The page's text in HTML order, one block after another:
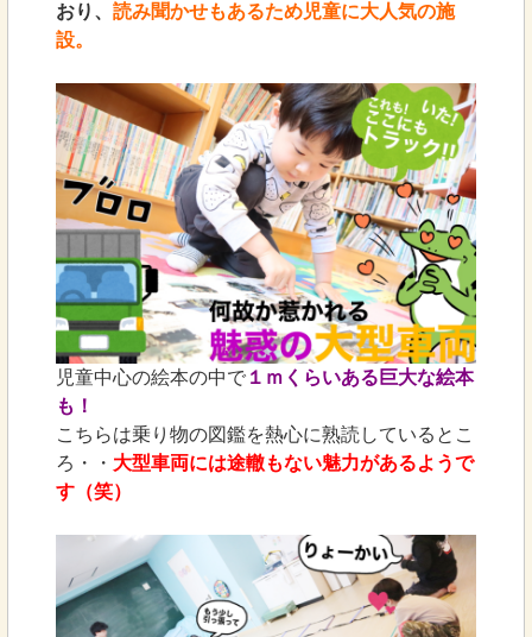
おり、 読み聞かせもあるため児童に大人気の施
設。
児童中心の絵本の中で １ｍくらいある巨大な絵本
も！
こちらは乗り物の図鑑を熱心に熟読しているとこ
ろ・・ 大型車両には途轍もない魅力があるようで
す（笑）